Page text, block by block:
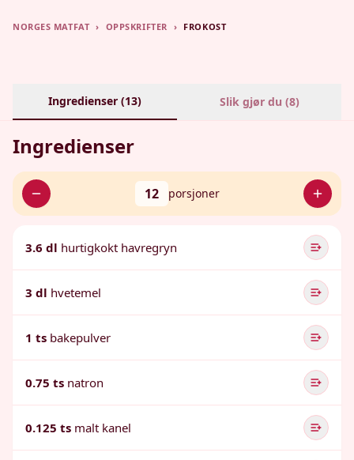
NORGES MATFAT › OPPSKRIFTER › FROKOST
Ingredienser (13) Slik gjør du (8)
Ingredienser
12 porsjoner
3.6 dl hurtigkokt havregryn
3 dl hvetemel
1 ts bakepulver
0.75 ts natron
0.125 ts malt kanel